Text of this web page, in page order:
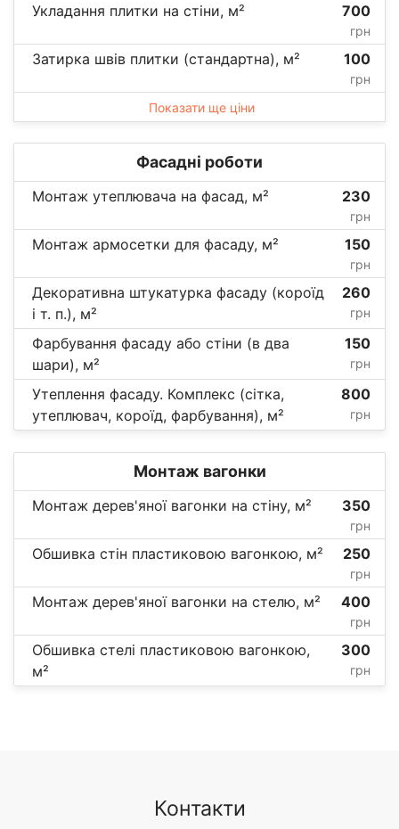
Укладання плитки на стіни, м² 700
грн
Затирка швів плитки (стандартна), м² 100
грн
Показати ще ціни
Фасадні роботи
Монтаж утеплювача на фасад, м² 230
грн
Монтаж армосетки для фасаду, м² 150
грн
Декоративна штукатурка фасаду (короїд
і т. п.), м²
260
грн
Фарбування фасаду або стіни (в два
шари), м²
150
грн
Утеплення фасаду. Комплекс (сітка,
утеплювач, короїд, фарбування), м²
800
грн
Монтаж вагонки
Монтаж дерев'яної вагонки на стіну, м² 350
грн
Обшивка стін пластиковою вагонкою, м² 250
грн
Монтаж дерев'яної вагонки на стелю, м² 400
грн
Обшивка стелі пластиковою вагонкою,
м²
300
грн
Контакти